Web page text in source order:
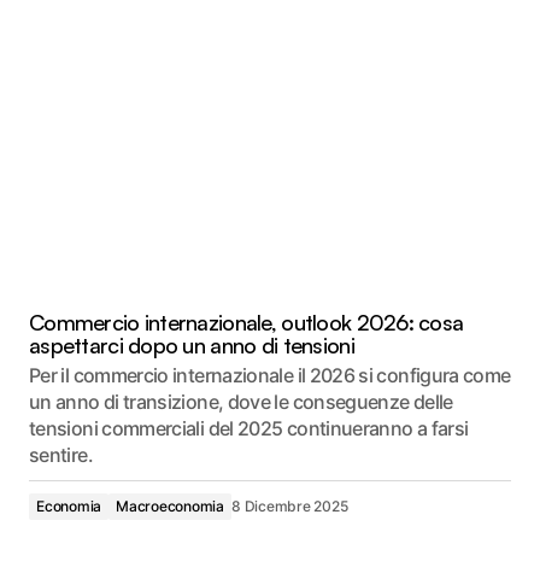
Commercio internazionale, outlook 2026: cosa
aspettarci dopo un anno di tensioni
Per il commercio internazionale il 2026 si configura come
un anno di transizione, dove le conseguenze delle
tensioni commerciali del 2025 continueranno a farsi
sentire.
Economia Macroeconomia 8 Dicembre 2025